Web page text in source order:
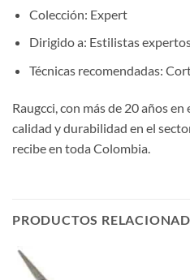
Colección: Expert
Dirigido a: Estilistas
Técnicas recomendadas:
Raugcci, con más de 20 años
calidad y durabilidad en el
recibe en toda Colombia.
PRODUCTOS